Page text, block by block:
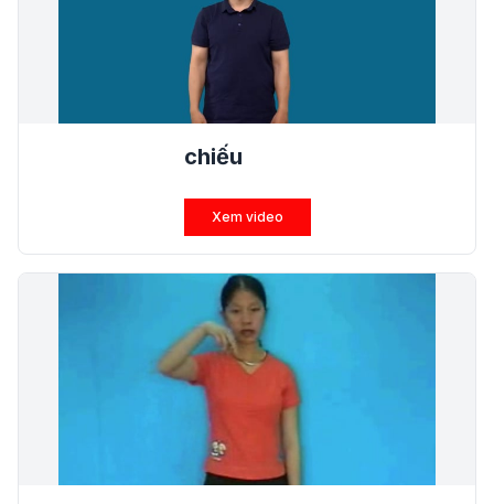
chiếu
Xem video